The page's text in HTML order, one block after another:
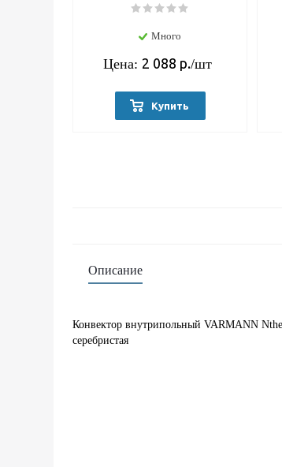
Много
Цена: 2 088 р./шт
Купить
Описание
Конвектор внутрипольный VARMANN
серебристая